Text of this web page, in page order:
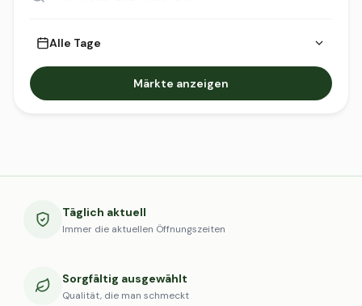
Alle Tage
Märkte anzeigen
Täglich aktuell
Immer die aktuellen Öffnungszeiten
Sorgfältig ausgewählt
Qualität, die man schmeckt